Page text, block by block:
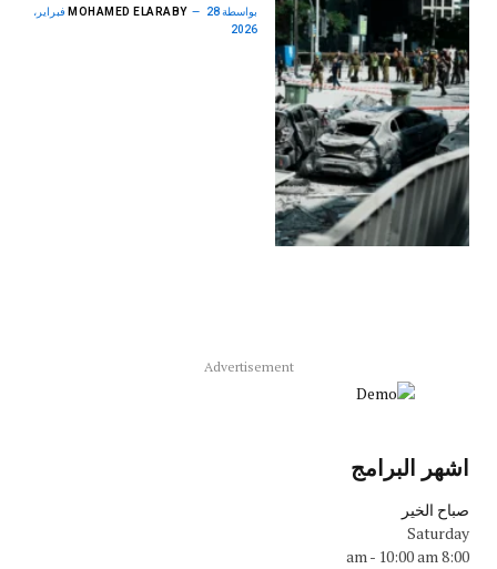
بواسطة MOHAMED ELARABY 28 فبراير،
2026
Advertisement
اشهر البرامج
صباح الخير
Saturday
8:00 am
- 10:00 am